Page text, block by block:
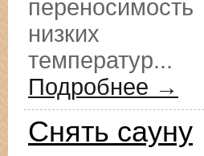
переносимость
низких
температур...
Подробнее →
Снять сауну